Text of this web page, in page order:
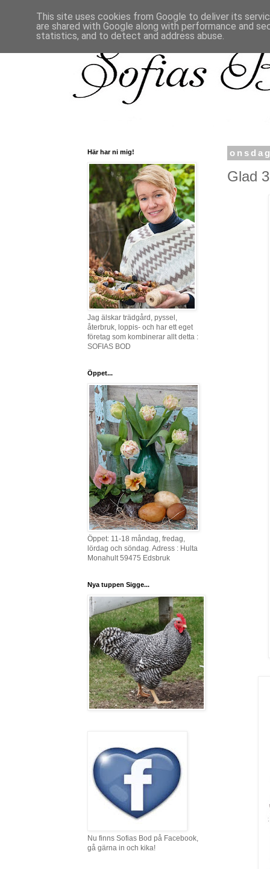
Glad
Här har ni mig!
Jag älskar trädgård, pyssel,
återbruk, loppis- och har ett eget
företag som kombinerar allt detta :
SOFIAS BOD
Öppet...
Öppet: 11-18 måndag, fredag,
lördag och söndag. Adress : Hulta
Monahult 59475 Edsbruk
Nya tuppen Sigge...
Nu finns Sofias Bod på Facebook,
gå gärna in och kika!
This site uses cookies from Google to deliver its
are shared with Google along with performance and
statistics, and to detect and address abuse.